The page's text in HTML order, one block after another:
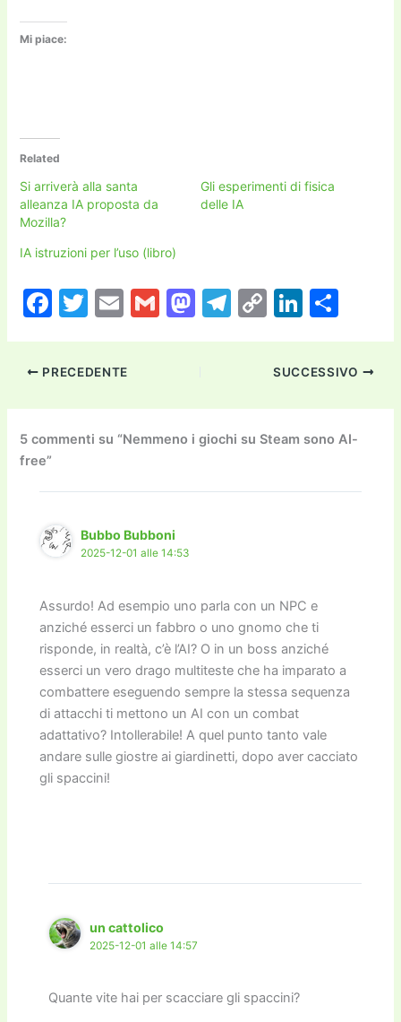
Mi piace:
Related
Si arriverà alla santa
alleanza IA proposta da
Mozilla?
Gli esperimenti di fisica
delle IA
IA istruzioni per l’uso (libro)
F
c
b
o
k
T
itt
E
ai
G
M
d
o
T
a
m
C
p
y
Li
n
Li
k
dI
n
n
vi
di
PRECEDENTE SUCCESSIVO
5 commenti su “Nemmeno i giochi su Steam sono AI-
free”
Bubbo Bubboni
2025-12-01 alle 14:53
Assurdo! Ad esempio uno parla con un NPC e
anziché esserci un fabbro o uno gnomo che ti
risponde, in realtà, c’è l’AI? O in un boss anziché
esserci un vero drago multiteste che ha imparato a
combattere eseguendo sempre la stessa sequenza
di attacchi ti mettono un AI con un combat
adattativo? Intollerabile! A quel punto tanto vale
andare sulle giostre ai giardinetti, dopo aver cacciato
gli spaccini!
un cattolico
2025-12-01 alle 14:57
Quante vite hai per scacciare gli spaccini?